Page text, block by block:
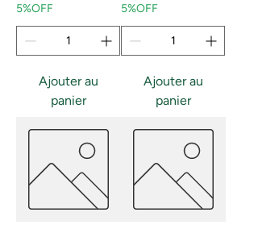
5%OFF
Ajouter au
panier
5%OFF
Ajouter au
panier